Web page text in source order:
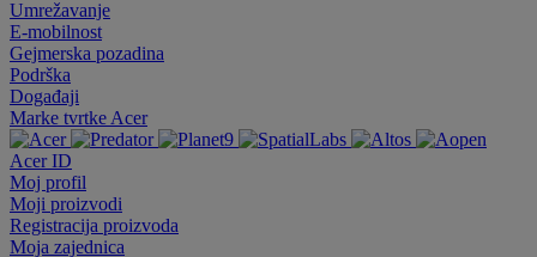
Umrežavanje
E-mobilnost
Gejmerska pozadina
Podrška
Događaji
Marke tvrtke Acer
Acer ID
Moj profil
Moji proizvodi
Registracija proizvoda
Moja zajednica